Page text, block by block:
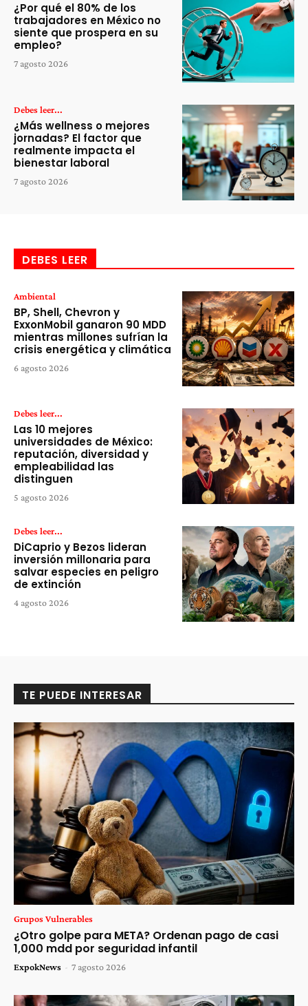
¿Por qué el 80% de los
trabajadores en México no
siente que prospera en su
empleo?
7 agosto 2026
Debes leer...
¿Más wellness o mejores
jornadas? El factor que
realmente impacta el
bienestar laboral
7 agosto 2026
DEBES LEER
Ambiental
BP, Shell, Chevron y
ExxonMobil ganaron 90 MDD
mientras millones sufrían la
crisis energética y climática
6 agosto 2026
Debes leer...
Las 10 mejores
universidades de México:
reputación, diversidad y
empleabilidad las
distinguen
5 agosto 2026
Debes leer...
DiCaprio y Bezos lideran
inversión millonaria para
salvar especies en peligro
de extinción
4 agosto 2026
TE PUEDE INTERESAR
Grupos Vulnerables
¿Otro golpe para META? Ordenan pago de casi
1,000 mdd por seguridad infantil
ExpokNews - 7 agosto 2026